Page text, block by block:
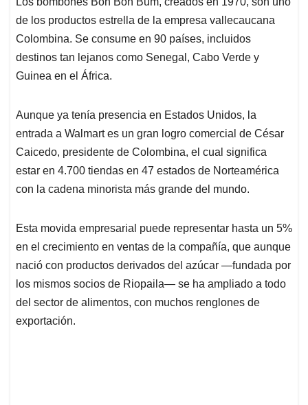
s
A
p
p
b
o
o
k
e
d
I
n
l
a
d
s
de los productos estrella de la empresa vallecaucana
Colombina. Se consume en 90 países, incluidos
destinos tan lejanos como Senegal, Cabo Verde y
Guinea en el África.
Aunque ya tenía presencia en Estados Unidos, la
entrada a Walmart es un gran logro comercial de César
Caicedo, presidente de Colombina, el cual significa
estar en 4.700 tiendas en 47 estados de Norteamérica
con la cadena minorista más grande del mundo.
Esta movida empresarial puede representar hasta un 5%
en el crecimiento en ventas de la compañía, que aunque
nació con productos derivados del azúcar —fundada por
los mismos socios de Riopaila— se ha ampliado a todo
del sector de alimentos, con muchos renglones de
exportación.